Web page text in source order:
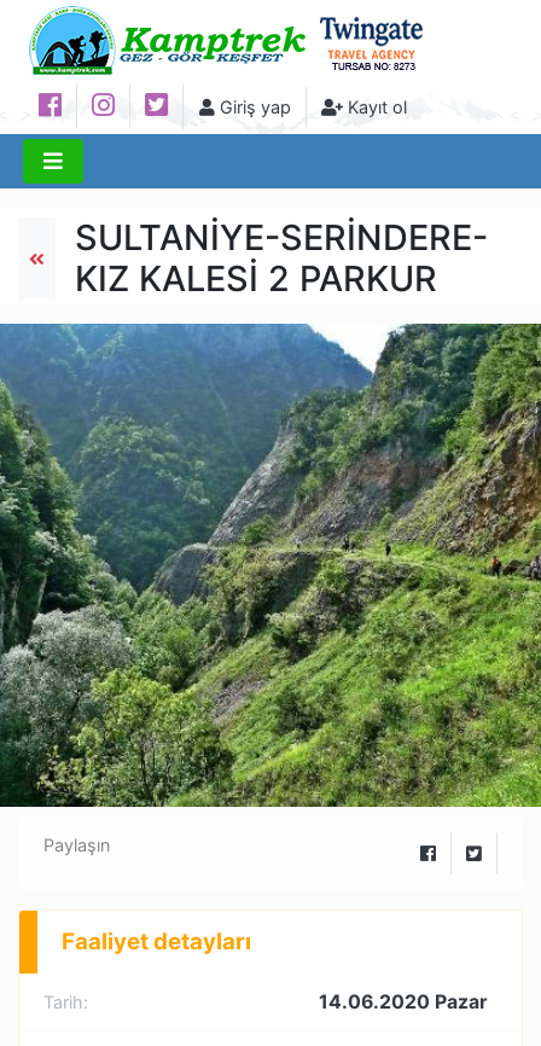
Giriş yap Kayıt ol
SULTANİYE-SERİNDERE-
KIZ KALESİ 2 PARKUR
Paylaşın
Faaliyet detayları
Tarih: 14.06.2020 Pazar